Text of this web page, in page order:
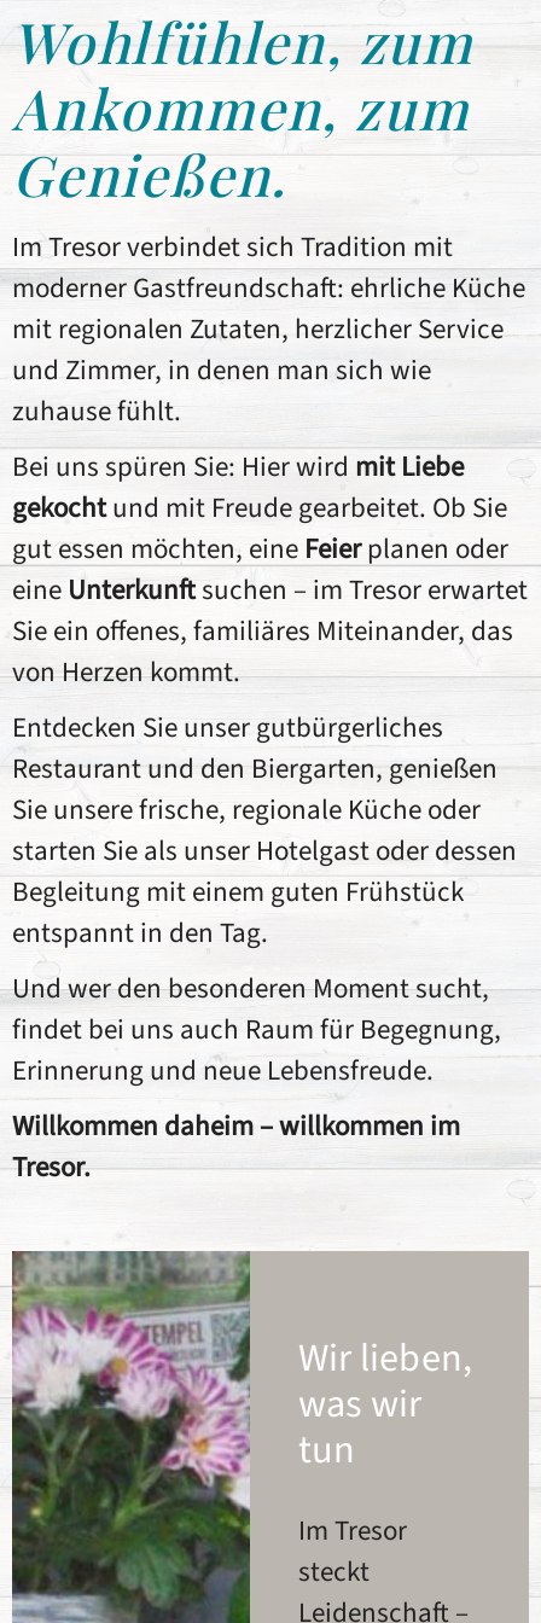
Restaurant &
Hotel in
Kaufungen
SPEISEN &
GETRÄNKE
das Restaurant
Tresor
TISCH
RESERVIEREN
herzlich &
unkompliziert
FESTE FEIERN
-
für kleinere
Gesellschaften
ZUM
RESTAURANT
Ankommen &
Wohlfühlen
ANFRAGEN
Restaurant &
Hotel in
Kaufungen
SPEISEN &
GETRÄNKE
das Restaurant
Tresor
TISCH
RESERVIEREN
herzlich &
unkompliziert
FESTE FEIERN
-
für kleinere
Gesellschaften
ZUM
RESTAURANT
Ankommen &
Wohlfühlen
ANFRAGEN
Restaurant &
Hotel in
Kaufungen
SPEISEN &
GETRÄNKE
das Restaurant
Tresor
TISCH
RESERVIEREN
herzlich &
unkompliziert
FESTE FEIERN
-
für kleinere
Gesellschaften
ZUM
RESTAURANT
Ankommen &
Wohlfühlen
ANFRAGEN
Wohlfühlen, zum
Ankommen, zum
Genießen.
Im Tresor verbindet sich Tradition mit
moderner Gastfreundschaft: ehrliche Küche
mit regionalen Zutaten, herzlicher Service
und Zimmer, in denen man sich wie
zuhause fühlt.
Bei uns spüren Sie: Hier wird mit Liebe
gekochtund mit Freude gearbeitet. Ob Sie
gut essen möchten, eine Feierplanen oder
eine Unterkunftsuchen – im Tresor erwartet
Sie ein offenes, familiäres Miteinander, das
von Herzen kommt.
Entdecken Sie unser gutbürgerliches
Restaurant und den Biergarten, genießen
Sie unsere frische, regionale Küche oder
starten Sie als unser Hotelgast oder dessen
Begleitung mit einem guten Frühstück
entspannt in den Tag.
Und wer den besonderen Moment sucht,
findet bei uns auch Raum für Begegnung,
Erinnerung und neue Lebensfreude.
Willkommen daheim – willkommen im
Tresor.
Wir lieben,
was wir
tun
Im Tresor
steckt
Leidenschaft –